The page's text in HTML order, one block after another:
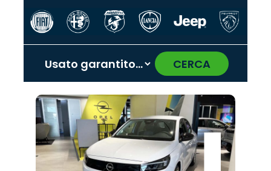
CERCA
Promo
Peugeot
Promo
Citroën
Promo
Mazda
Promo
Seat
Promo
Alfa
Romeo
Promo
Lancia
Promo
Jeep
Promo
Cupra
Promo
Jaecoo
Promo
Land
Rover
Promo
Abarth
Promo
Hyundai
Promo
Omoda
Promo
Opel
Promo
Fiat
‹ ›